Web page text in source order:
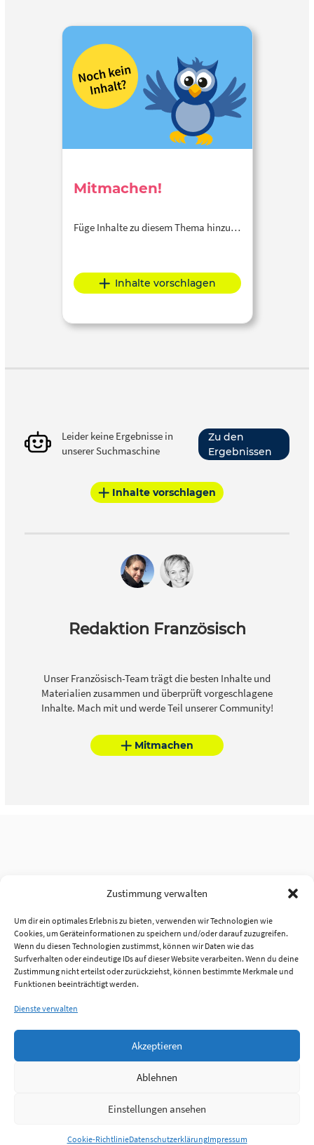
Zustimmung verwalten
Um dir ein optimales Erlebnis zu bieten, verwenden wir Technologien wie
Cookies, um Geräteinformationen zu speichern und/oder darauf zuzugreifen.
Wenn du diesen Technologien zustimmst, können wir Daten wie das
Surfverhalten oder eindeutige IDs auf dieser Website verarbeiten. Wenn du deine
Zustimmung nicht erteilst oder zurückziehst, können bestimmte Merkmale und
Funktionen beeinträchtigt werden.
Dienste verwalten
Akzeptieren
Ablehnen
Einstellungen ansehen
Cookie-RichtlinieDatenschutzerklärungImpressum
Mitmachen!
Füge Inhalte zu diesem Thema hinzu…
Inhalte vorschlagen
Leider keine Ergebnisse in
unserer Suchmaschine
Zu den
Ergebnissen
Inhalte vorschlagen
Redaktion Französisch
Unser Französisch-Team trägt die besten Inhalte und
Materialien zusammen und überprüft vorgeschlagene
Inhalte. Mach mit und werde Teil unserer Community!
Mitmachen
Anmelden